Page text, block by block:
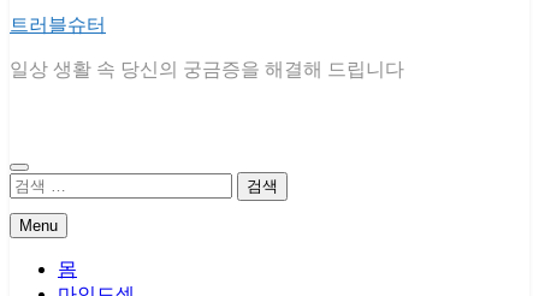
트러블슈터
일상 생활 속 당신의 궁금증을 해결해 드립니다
검
Menu
몸